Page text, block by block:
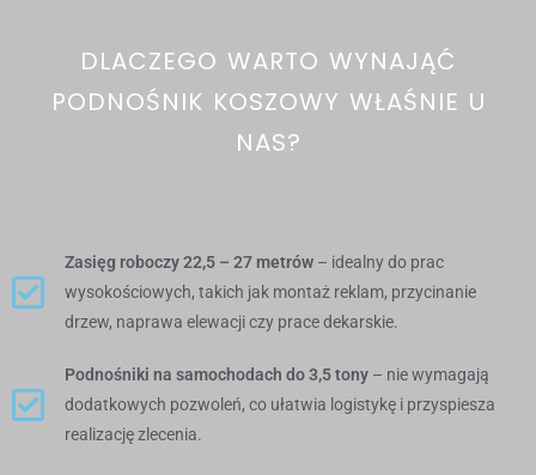
DLACZEGO WARTO WYNAJĄĆ
PODNOŚNIK KOSZOWY WŁAŚNIE U
NAS?
Zasięg roboczy 22,5 – 27 metrów– idealny do prac
wysokościowych, takich jak montaż reklam, przycinanie
drzew, naprawa elewacji czy prace dekarskie.
Podnośniki na samochodach do 3,5 tony– nie wymagają
dodatkowych pozwoleń, co ułatwia logistykę i przyspiesza
realizację zlecenia.